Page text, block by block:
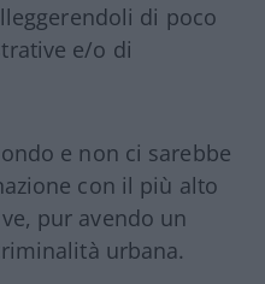
di poco
e/o di
e non ci sarebbe
con il più alto
pur avendo un
urbana.